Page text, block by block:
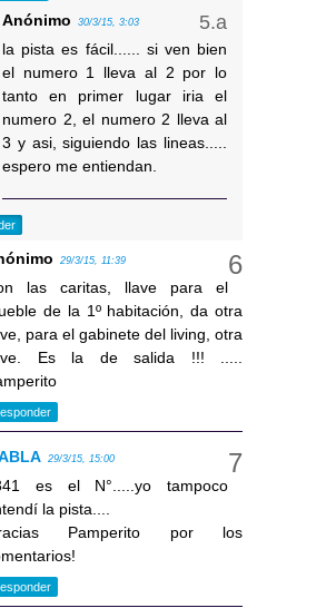
Anónimo 30/3/15, 3:03
la pista es fácil...... si ven bien
el numero 1 lleva al 2 por lo
tanto en primer lugar iria el
numero 2, el numero 2 lleva al
3 y asi, siguiendo las lineas.....
espero me entiendan.
29/3/15, 11:39
las caritas, llave para el
de la 1º habitación, da otra
para el gabinete del living, otra
Es la de salida !!! .....
29/3/15, 15:00
es el N°.....yo tampoco
la pista....
Pamperito por los